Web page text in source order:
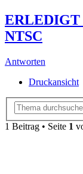
ERLEDIGT
NTSC
Antworten
Druckansicht
1 Beitrag • Seite 1